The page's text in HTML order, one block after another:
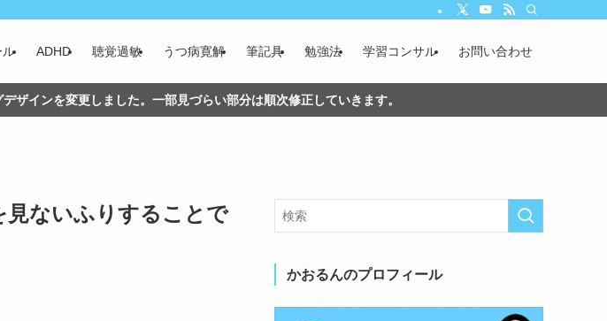
ル ADHD 聴覚過敏 うつ病寛解 筆記具 勉強法 学習コンサル お問い合わせ
ザインを変更しました。一部見づらい部分は順次修正していきます。
見ないふりすることで
かおるんのプロフィール